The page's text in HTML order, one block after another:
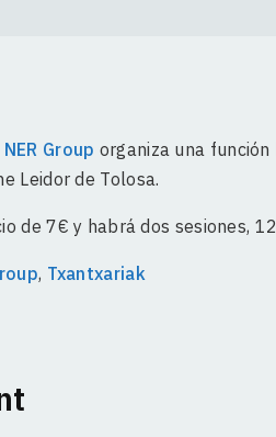
NER Group organiza una
Leidor de Tolosa.
de 7€ y habrá dos sesiones,
, Txantxariak